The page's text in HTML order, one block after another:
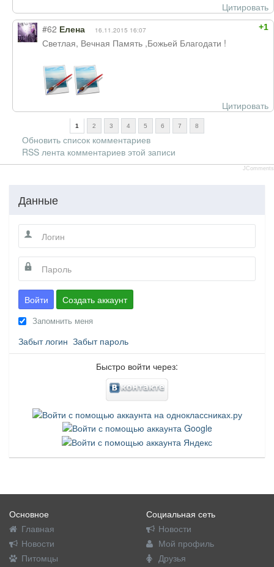
Цитировать
+1
#62 Елена 16.11.2015 16:07
Светлая, Вечная Память ,Божьей Благодати !
Цитировать
1 2 3 4 5 6 7 8
Обновить список комментариев
RSS лента комментариев этой записи
JComments
Данные
Войти Создать аккаунт
Запомнить меня
Забыт логин Забыт пароль
Быстро войти через:
Основное
Главная
Новости
Питомцы
Социальная сеть
Новости
Мой профиль
Друзья